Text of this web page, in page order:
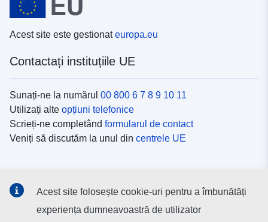
Acest site este gestionateuropa.eu
Contactați instituțiile UE
Sunați-ne la numărul 00 800 6 7 8 9 10 11
Utilizați alte opțiuni telefonice
Scrieți-ne completând formularul de contact
Veniți să discutăm la unul din centrele UE
Descoperiți canalele UEpe rețelele sociale
Acest site folosește cookie-uri pentru a îmbunătăți
experiența dumneavoastră de utilizator